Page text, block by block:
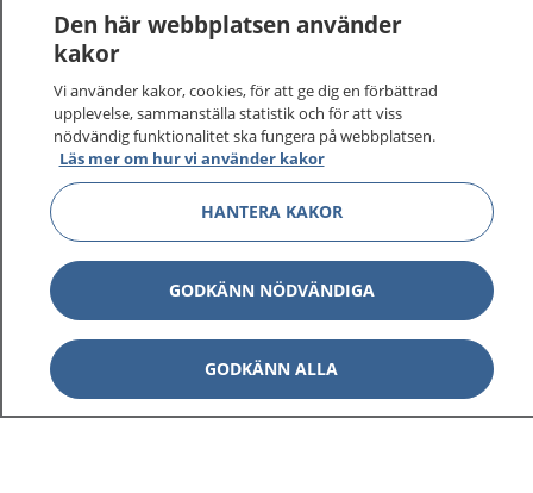
1177 på flera språk
Om 1177 Visa
Kontakt Visa
Behandling av personuppgifter
Hantering av kakor
Den här webbplatsen använder
kakor
Vi använder kakor, cookies, för att ge dig en förbättrad
upplevelse, sammanställa statistik och för att viss
nödvändig funktionalitet ska fungera på webbplatsen.
Läs mer om hur vi använder kakor
HANTERA KAKOR
GODKÄNN NÖDVÄNDIGA
GODKÄNN ALLA